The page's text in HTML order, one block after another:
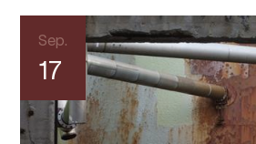
Sep.
17